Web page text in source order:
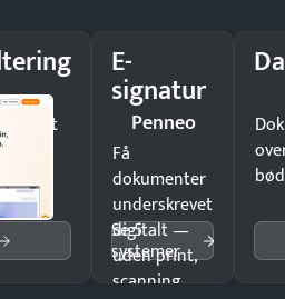
E-
signatur
Penneo
Få
dokumenter
underskrevet
digitalt —
uden print,
scanning
Se 5
systemer